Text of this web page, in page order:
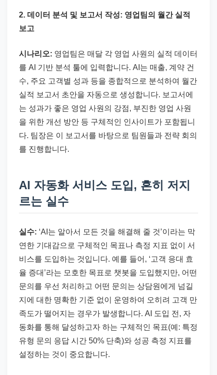
2. 데이터 분석 및 보고서 작성: 영업팀의 월간 실적
보고
시나리오: 영업팀은 매달 각 영업 사원의 실적 데이터
를 AI 기반 분석 툴에 입력합니다. AI는 매출, 계약 건
수, 주요 고객별 성과 등을 종합적으로 분석하여 월간
실적 보고서 초안을 자동으로 생성합니다. 보고서에
는 성과가 좋은 영업 사원의 강점, 부진한 영업 사원
을 위한 개선 방안 등 구체적인 인사이트가 포함됩니
다. 팀장은 이 보고서를 바탕으로 팀원들과 전략 회의
를 진행합니다.
AI 자동화 서비스 도입, 흔히 저지
르는 실수
실수: ‘AI는 알아서 모든 것을 해결해 줄 것’이라는 막
연한 기대감으로 구체적인 목표나 측정 지표 없이 서
비스를 도입하는 것입니다. 예를 들어, ‘고객 응대 효
율 증대’라는 모호한 목표로 챗봇을 도입했지만, 어떤
문의를 우선 처리하고 어떤 문의는 상담원에게 넘길
지에 대한 명확한 기준 없이 운영하여 오히려 고객 만
족도가 떨어지는 경우가 발생합니다. AI 도입 전, 자
동화를 통해 달성하고자 하는 구체적인 목표(예: 특정
유형 문의 응답 시간 50% 단축)와 성공 측정 지표를
설정하는 것이 중요합니다.